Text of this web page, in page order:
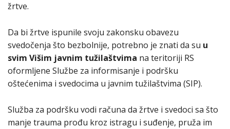
žrtve.
Da bi žrtve ispunile svoju zakonsku obavezu
svedočenja što bezbolnije, potrebno je znati da su u
svim Višim javnim tužilaštvima na teritoriji RS
oformljene Službe za informisanje i podršku
oštećenima i svedocima u javnim tužilaštvima (SIP).
Služba za podršku vodi računa da žrtve i svedoci sa što
manje trauma prođu kroz istragu i suđenje, pruža im